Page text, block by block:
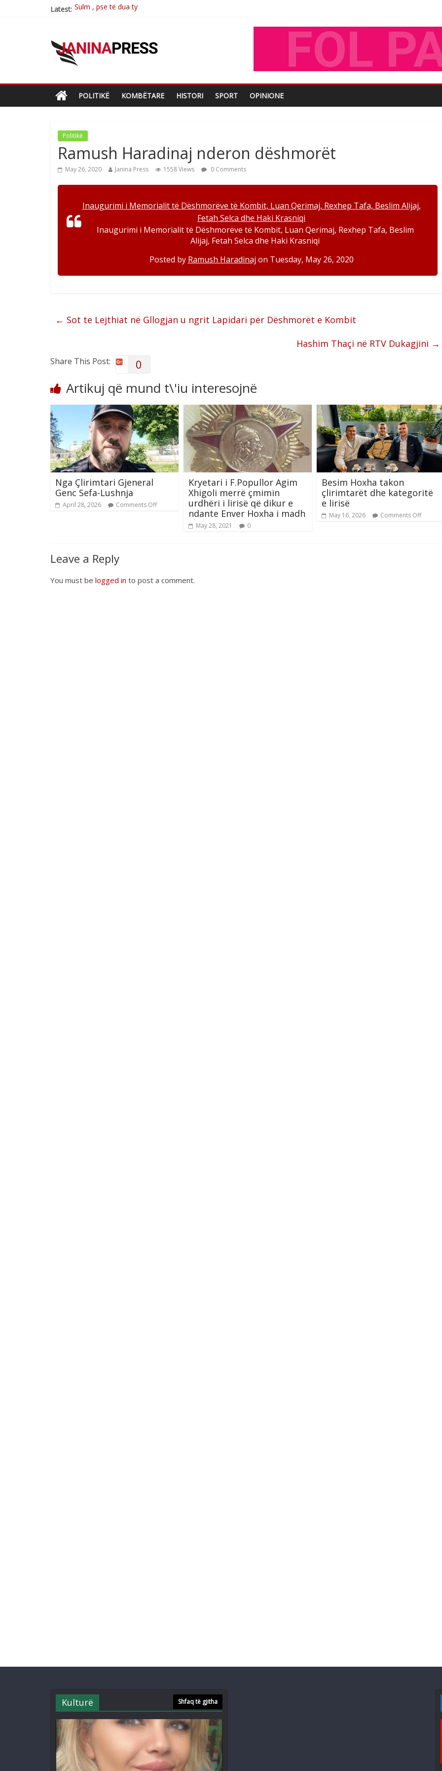
Latest: Postim me vlera nga artistja e mirëfilltë Mimoza Gjoni
Brahim Çekaj njē veprimtar i respektuar i çeshtjës kombëtare
POLITIKË KOMBËTARE HISTORI SPORT OPINIONE
Politikë
Ramush Haradinaj nderon dëshmorët
May 26, 2020 Janina Press 1558 Views 0 Comments
Inaugurimi i Memorialit të Dëshmorëve të Kombit, Luan Qerimaj, Rexhep Tafa, Beslim Alijaj,
Fetah Selca dhe Haki Krasniqi
Inaugurimi i Memorialit të Dëshmorëve të Kombit, Luan Qerimaj, Rexhep Tafa, Beslim
Alijaj, Fetah Selca dhe Haki Krasniqi
Posted by Ramush Haradinaj on Tuesday, May 26, 2020
← Sot te Lejthiat në Gllogjan u ngrit Lapidari për Dëshmorët e Kombit
Hashim Thaçi në RTV Dukagjini →
Share This Post: 0
Artikuj që mund t\'iu interesojnë
Nga Çlirimtari Gjeneral
Genc Sefa-Lushnja
April 28, 2026 Comments Off
Kryetari i F.Popullor Agim
Xhigoli merrë çmimin
urdhëri i lirisë që dikur e
ndante Enver Hoxha i madh
May 28, 2021 0
Besim Hoxha takon
çlirimtarët dhe kategoritë
e lirisë
May 16, 2026 Comments Off
Leave a Reply
You must be logged in to post a comment.
Kulturë Shfaq të gjitha